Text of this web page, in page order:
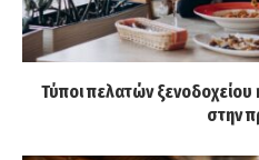
Τύποι πελατών ξενοδοχείου
στην